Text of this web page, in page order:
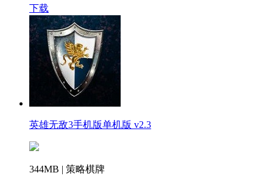
下载
英雄无敌3手机版单机版 v2.3
344MB | 策略棋牌